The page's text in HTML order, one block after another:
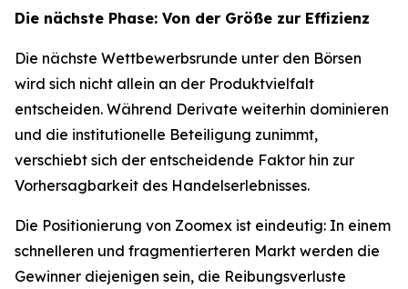
Die nächste Phase: Von der Größe zur Effizienz
Die nächste Wettbewerbsrunde unter den Börsen
wird sich nicht allein an der Produktvielfalt
entscheiden. Während Derivate weiterhin dominieren
und die institutionelle Beteiligung zunimmt,
verschiebt sich der entscheidende Faktor hin zur
Vorhersagbarkeit des Handelserlebnisses.
Die Positionierung von Zoomex ist eindeutig: In einem
schnelleren und fragmentierteren Markt werden die
Gewinner diejenigen sein, die Reibungsverluste